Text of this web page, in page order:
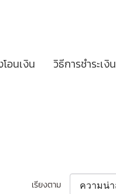
อนเงิน วิธีการชำระเงิน
เรียงตาม